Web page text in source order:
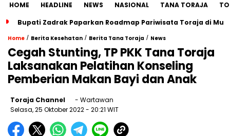
HOME HEADLINE NEWS NASIONAL TANA TORAJA
Bupati Zadrak Paparkan Roadmap Pariwisata Toraja di
Home / Berita Kesehatan / Berita Tana Toraja / News
Cegah Stunting, TP PKK Tana Toraja
Laksanakan Pelatihan Konseling
Pemberian Makan Bayi dan Anak
Toraja Channel
- Wartawan
Selasa, 25 Oktober 2022- 20:21 WIT